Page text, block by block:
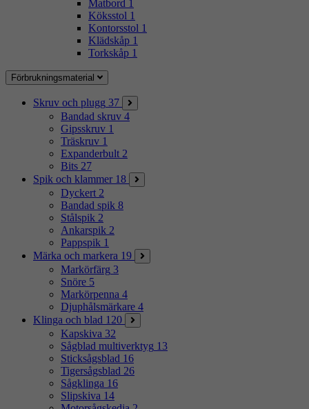
Matbord 1
Köksstol 1
Kontorsstol 1
Klädskåp 1
Torkskåp 1
Förbrukningsmaterial
Skruv och plugg 37
Bandad skruv 4
Gipsskruv 1
Träskruv 1
Expanderbult 2
Bits 27
Spik och klammer 18
Dyckert 2
Bandad spik 8
Stålspik 2
Ankarspik 2
Pappspik 1
Märka och markera 19
Markörfärg 3
Snöre 5
Markörpenna 4
Djuphålsmärkare 4
Klinga och blad 120
Kapskiva 32
Sågblad multiverktyg 13
Sticksågsblad 16
Tigersågsblad 26
Sågklinga 16
Slipskiva 14